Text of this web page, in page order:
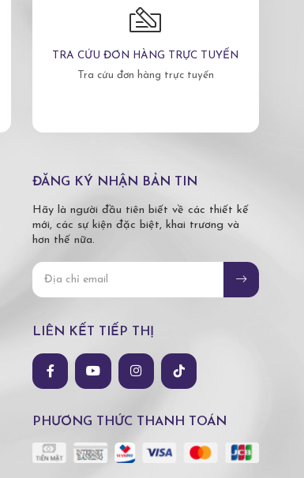
TRA CỨU ĐƠN HÀNG TRỰC TUYẾN
Tra cứu đơn hàng trực tuyến
ĐĂNG KÝ NHẬN BẢN TIN
Hãy là người đầu tiên biết về các thiết kế
mới, các sự kiện đặc biệt, khai trương và
hơn thế nữa.
LIÊN KẾT TIẾP THỊ
PHƯƠNG THỨC THANH TOÁN